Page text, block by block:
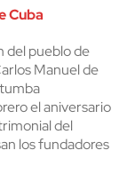
Cuba
del pueblo de
Manuel de
el aniversario
del
los fundadores